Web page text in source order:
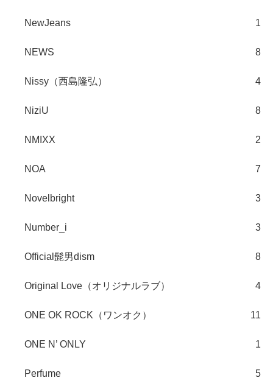
NewJeans 1
NEWS 8
Nissy（西島隆弘） 4
NiziU 8
NMIXX 2
NOA 7
Novelbright 3
Number_i 3
Official髭男dism 8
Original Love（オリジナルラブ） 4
ONE OK ROCK（ワンオク） 11
ONE N’ ONLY 1
Perfume 5